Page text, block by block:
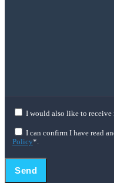
I would also like to receive
I can confirm I have read
Policy*.